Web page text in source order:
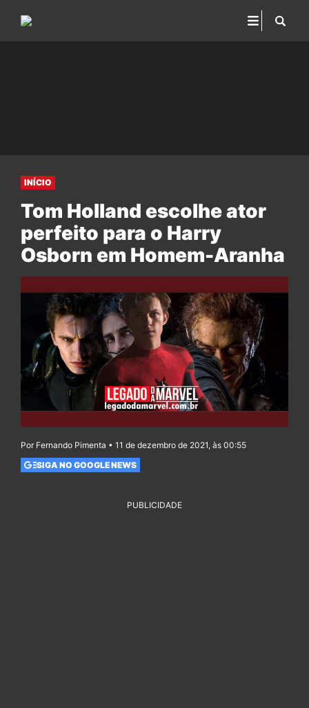
INÍCIO
Tom Holland escolhe ator
perfeito para o Harry
Osborn em Homem-Aranha
Por Fernando Pimenta • 11 de dezembro de 2021, às 00:55
SIGA NO GOOGLE NEWS
PUBLICIDADE